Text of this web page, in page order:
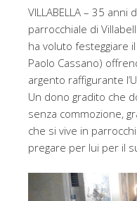
VILLABELLA – 35
parrocchiale di
ha voluto festeggiare
Paolo Cassano)
argento raffigurante
Un dono gradito che
senza commozione,
che si vive in
pregare per lui per il